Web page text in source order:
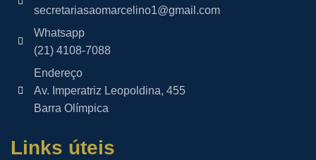
secretariasaomarcelino1@gmail.com
Whatsapp
(21) 4108-7088
Endereço
Av. Imperatriz Leopoldina, 455
Barra Olímpica
Links úteis